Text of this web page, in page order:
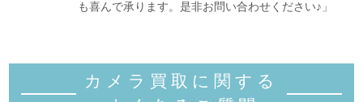
も喜んで承ります。是非お問い合わせください♪」
カメラ買取に関する